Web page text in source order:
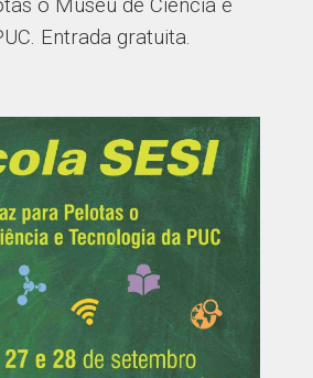
o Museu de Ciência e
Entrada gratuita.